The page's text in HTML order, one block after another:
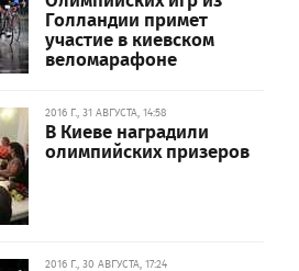
Голландии примет
участие в киевском
веломарафоне
2016 Г., 31 АВГУСТА, 14:58
В Киеве наградили
олимпийских призеров
2016 Г., 30 АВГУСТА, 17:24